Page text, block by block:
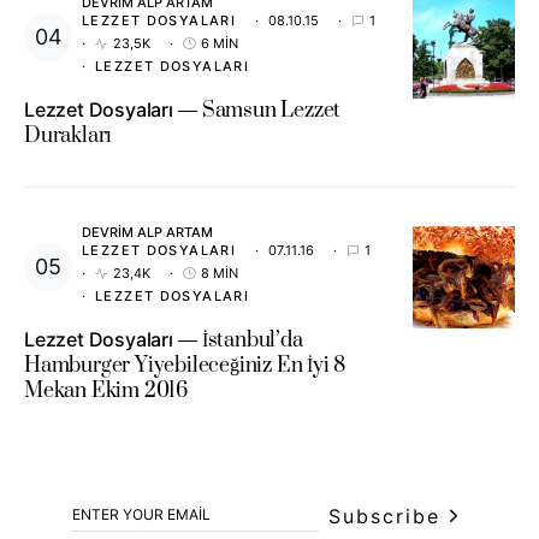
LEZZET DOSYALARI
08.10.15
1
23,5K
6 MIN
LEZZET DOSYALARI
Lezzet Dosyaları
Samsun Lezzet
Durakları
DEVRIM ALP ARTAM
LEZZET DOSYALARI
07.11.16
1
23,4K
8 MIN
LEZZET DOSYALARI
Lezzet Dosyaları
İstanbul’da
Hamburger Yiyebileceğiniz En İyi 8
Mekan Ekim 2016
Subscribe